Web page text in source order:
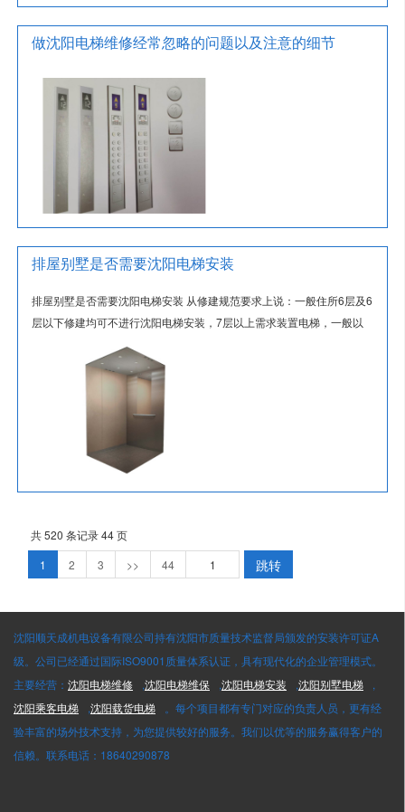
做沈阳电梯维修经常忽略的问题以及注意的细节
排屋别墅是否需要沈阳电梯安装
排屋别墅是否需要沈阳电梯安装 从修建规范要求上说：一般住所6层及6
层以下修建均可不进行沈阳电梯安装​，7层以上需求装置电梯，一般以
顶层楼房的入户地板，距...
共 520 条记录 44 页
1
2 3 >> 44 跳转
沈阳顺天成机电设备有限公司持有沈阳市质量技术监督局颁发的安装许可证A
级。公司已经通过国际ISO9001质量体系认证，具有现代化的企业管理模式。
主要经营： 沈阳电梯维修 ,沈阳电梯维保 ,沈阳电梯安装 ,沈阳别墅电梯
,
沈阳乘客电梯
,沈阳载货电梯
。每个项目都有专门对应的负责人员，更有经
验丰富的场外技术支持，为您提供较好的服务。我们以优等的服务赢得客户的
信赖。联系电话：18640290878